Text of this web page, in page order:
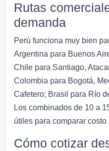
Rutas
demanda
Perú funciona muy bien
Argentina para Buenos
Chile para Santiago,
Colombia para Bogotá,
Cafetero; Brasil para Río
Los combinados de 10 a
útiles para comparar
Cómo cotizar